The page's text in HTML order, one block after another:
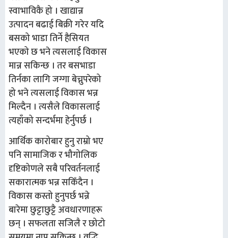
स्वाभाविकै हो । खाद्यान्न
उत्पादन बढाई बिक्री गरेर यदि
बसको भाडा तिर्ने हैसियत
भएको छ भने त्यसलाई विकास
मान्न सकिन्छ । तर बसभाडा
तिर्नका लागि जग्गा बेच्नुपरेको
हो भने त्यसलाई विकास भन्न
मिल्दैन । त्यसैले विकासलाई
त्यहाँको सन्दर्भमा हेर्नुपर्छ ।
आर्थिक कारोबार हुनु राम्रो भए
पनि सामाजिक र भौगोलिक
दृष्टिकोणले सबै परिवर्तनलाई
सकारात्मक भन्न सकिँदैन ।
विकास कस्तो हुनुपर्छ भन्ने
बारेमा छुट्टाछुट्टै अवधारणाहरू
छन् । सफलता सजिलै र छोटो